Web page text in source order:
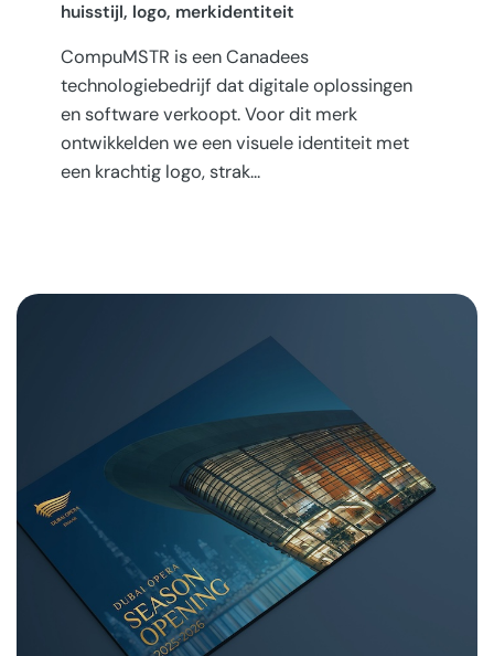
huisstijl logo merkidentiteit
CompuMSTR is een Canadees
technologiebedrijf dat digitale oplossingen
en software verkoopt. Voor dit merk
ontwikkelden we een visuele identiteit met
een krachtig logo, strak…